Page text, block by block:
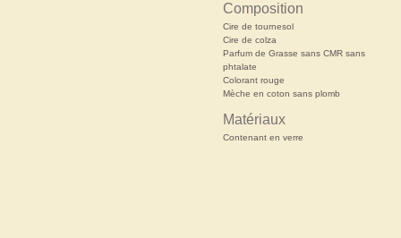
Composition
Cire de tournesol
Cire de colza
Parfum de Grasse sans CMR sans
phtalate
Colorant rouge
Mèche en coton sans plomb
Matériaux
Contenant en verre